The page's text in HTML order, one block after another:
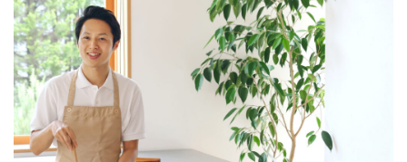
項目別サービス
終活終身サポート
代表 プロフィール
ブログ
お問い合わせ